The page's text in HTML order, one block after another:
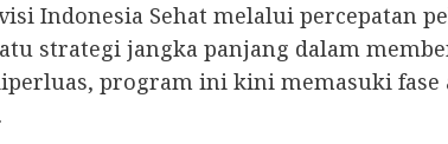
Indonesia Sehat melalui percepatan
strategi jangka panjang dalam
program ini kini memasuki fase